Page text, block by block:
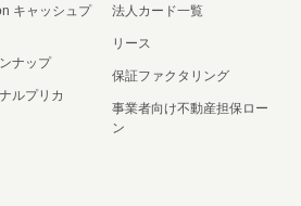
キャッシュプ
ナップ
ルプリカ
法人カード一覧
リース
保証ファクタリング
事業者向け不動産担保ロー
ン